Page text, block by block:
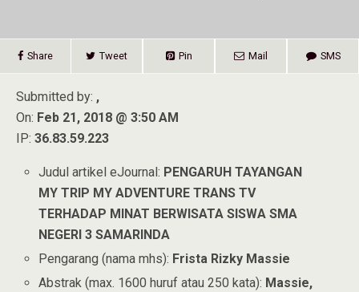
Share Tweet Pin Mail SMS
Submitted by: ,
On: Feb 21, 2018 @ 3:50 AM
IP: 36.83.59.223
Judul artikel eJournal: PENGARUH TAYANGAN
MY TRIP MY ADVENTURE TRANS TV
TERHADAP MINAT BERWISATA SISWA SMA
NEGERI 3 SAMARINDA
Pengarang (nama mhs): Frista Rizky Massie
Abstrak (max. 1600 huruf atau 250 kata): Massie,